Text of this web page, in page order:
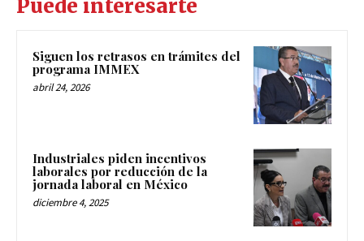
Puede interesarte
Siguen los retrasos en trámites del
programa IMMEX
abril 24, 2026
Industriales piden incentivos
laborales por reducción de la
jornada laboral en México
diciembre 4, 2025